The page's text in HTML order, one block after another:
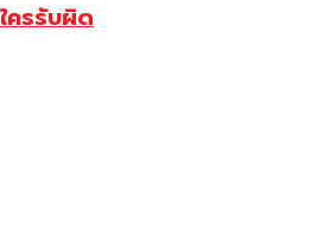
ครรับผิด